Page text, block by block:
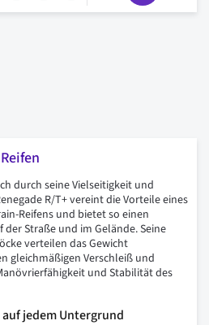
page
durch seine Vielseitigkeit und
R/T+ vereint die Vorteile eines
Reifens und bietet so einen
Straße und im Gelände. Seine
verteilen das Gewicht
gleichmäßigen Verschleiß und
und Stabilität des
jedem Untergrund